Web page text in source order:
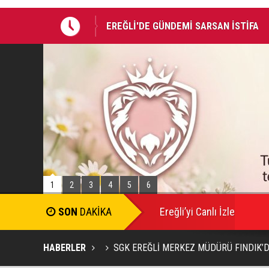
EREĞLİ'DE GÜNDEMİ SARSAN İSTİFA
Takla atan otomobildeki Bedirhan öldü,
1 2 3 4 5 6
Ereğli’yi Canlı İzle
HABERLER SGK EREĞLİ MERKEZ MÜDÜRÜ